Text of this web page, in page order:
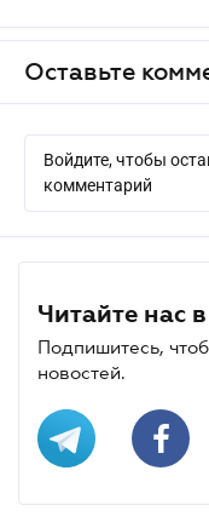
Оставьте
Войдите, чтобы
комментарий
Читайте нас
Подпишитесь,
новостей.